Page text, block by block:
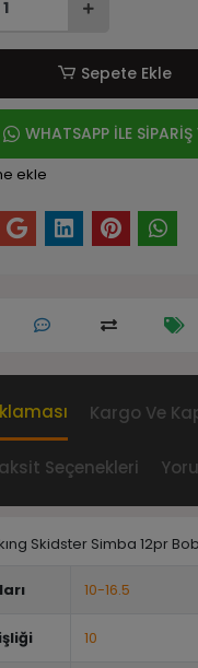
Sepete Ekle
WHATSAPP İLE SİPARİŞ
ekle
Kargo Ve
Seçenekleri
Skidster Simba 12pr
10-16.5
10